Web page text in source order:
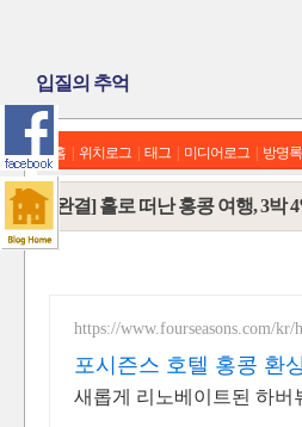
입질의 추억
홈 위치로그 태그 미디어로그 방명록
[완결] 홀로 떠난 홍콩 여행, 3박
https://www.fourseasons.com/kr/
포시즌스 호텔 홍콩 환
새롭게 리노베이트된 하버